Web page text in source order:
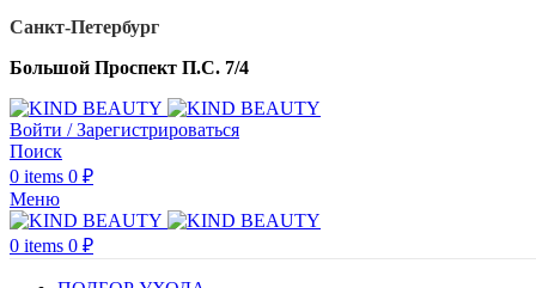
Санкт-Петербург
Большой Проспект П.С. 7/4
Войти / Зарегистрироваться
Поиск
0 items 0 ₽
Меню
0 items 0 ₽